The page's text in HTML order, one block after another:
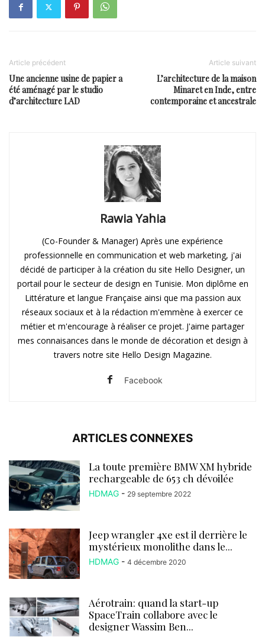
Article précédent
Une ancienne usine de papier a
été aménagé par le studio
d’architecture LAD
Article suivant
L’architecture de la maison
Minaret en Inde, entre
contemporaine et ancestrale
Rawia Yahia
(Co-Founder & Manager) Après une expérience
professionnelle en communication et web marketing, j'ai
décidé de participer à la création du site Hello Designer, un
portail pour le secteur de design en Tunisie. Mon diplôme en
Littérature et langue Française ainsi que ma passion aux
réseaux sociaux et à la rédaction m'emmène à exercer ce
métier et m'encourage à réaliser ce projet. J'aime partager
mes connaisances dans le monde de décoration et design à
travers notre site Hello Design Magazine.
Facebook
ARTICLES CONNEXES
La toute première BMW XM hybride
rechargeable de 653 ch dévoilée
HDMAG - 29 septembre 2022
Jeep wrangler 4xe est il derrière le
mystérieux monolithe dans le...
HDMAG - 4 décembre 2020
Aérotrain: quand la start-up
SpaceTrain collabore avec le
designer Wassim Ben...